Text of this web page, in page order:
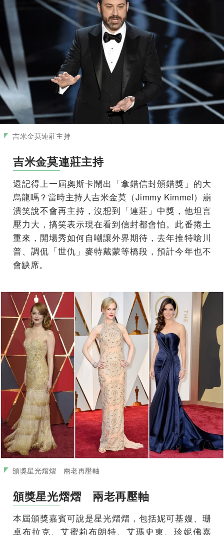
吉米金莫連莊主持
吉米金莫連莊主持
還記得上一屆奧斯卡鬧出「拿錯信封頒錯獎」的大
烏龍嗎？當時主持人吉米金莫（Jimmy Kimmel）崩
潰笑說不會再主持，沒想到「連莊」中獎，他坦言
壓力大，搞笑表示現在看到信封都會怕。此番捲土
重來，開場秀如何自嘲讓外界期待，去年推特嗆川
普、調侃「世仇」麥特戴蒙等橋段，預計今年也不
會缺席。
頒獎星光熠熠 兩老再壓軸
頒獎星光熠熠 兩老再壓軸
本屆頒獎嘉賓可說是星光熠熠，包括妮可基嫚、珊
卓布拉克、艾蜜莉布朗特、艾瑪史東、珍妮佛嘉